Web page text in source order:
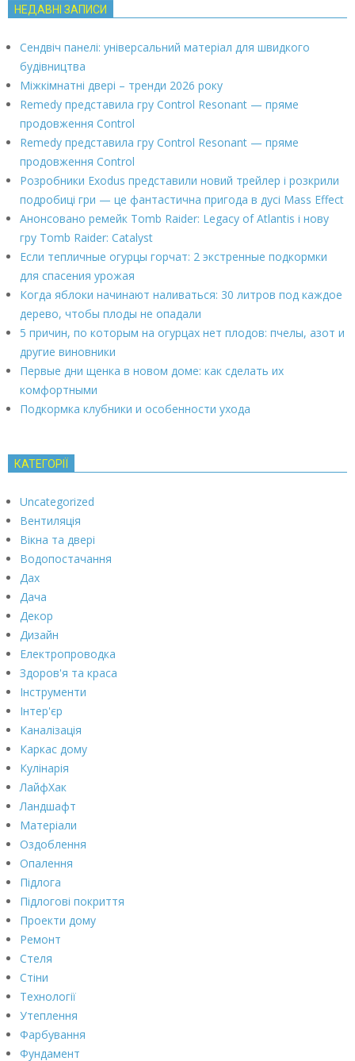
НЕДАВНІ ЗАПИСИ
Сендвіч панелі: універсальний матеріал для швидкого
будівництва
Міжкімнатні двері – тренди 2026 року
Remedy представила гру Control Resonant — пряме
продовження Control
Remedy представила гру Control Resonant — пряме
продовження Control
Розробники Exodus представили новий трейлер і розкрили
подробиці гри — це фантастична пригода в дусі Mass Effect
Анонсовано ремейк Tomb Raider: Legacy of Atlantis і нову
гру Tomb Raider: Catalyst
Если тепличные огурцы горчат: 2 экстренные подкормки
для спасения урожая
Когда яблоки начинают наливаться: 30 литров под каждое
дерево, чтобы плоды не опадали
5 причин, по которым на огурцах нет плодов: пчелы, азот и
другие виновники
Первые дни щенка в новом доме: как сделать их
комфортными
Подкормка клубники и особенности ухода
КАТЕГОРІЇ
Uncategorized
Вентиляція
Вікна та двері
Водопостачання
Дах
Дача
Декор
Дизайн
Електропроводка
Здоров'я та краса
Інструменти
Інтер'єр
Каналізація
Каркас дому
Кулінарія
ЛайфХак
Ландшафт
Матеріали
Оздоблення
Опалення
Підлога
Підлогові покриття
Проекти дому
Ремонт
Стеля
Стіни
Технології
Утеплення
Фарбування
Фундамент